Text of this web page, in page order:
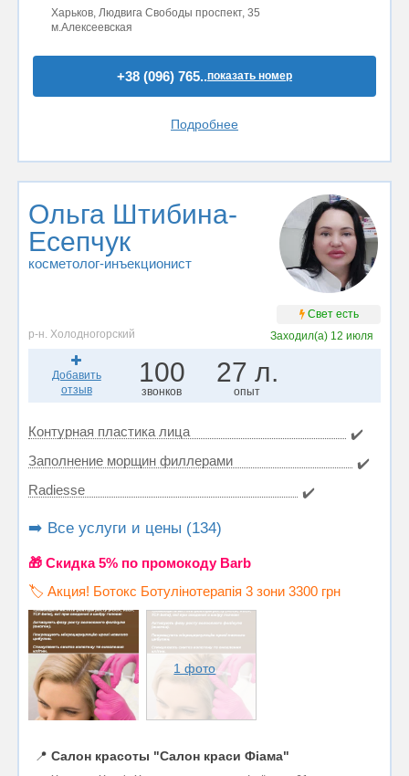
Харьков, Людвига Свободы проспект, 35
м.Алексеевская
+38 (096) 765..показать номер
Подробнее
Ольга Штибина-
Есепчук
косметолог-инъекционист
Свет есть
р-н. Холодногорский
Заходил(а) 12 июля
Добавить
отзыв
100
звонков
27 л.
опыт
Контурная пластика лица
✔️
Заполнение морщин филлерами
✔️
Radiesse
✔️
➡️ Все услуги и цены (134)
🎁 Cкидка 5% по промокоду Barb
🏷️ Акция! Ботокс Ботулінотерапія 3 зони 3300 грн
1 фото
📍 Салон красоты "Салон краси Фіама"